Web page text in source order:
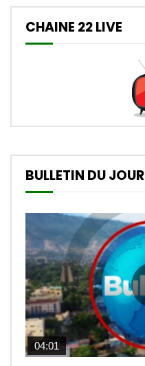
CHAINE 22 LIVE
BULLETIN DU JOUR
04:01